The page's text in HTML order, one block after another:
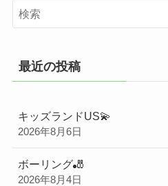
最近の投稿
キッズランドUS💫
2026年8月6日
ボーリング🎳
2026年8月4日